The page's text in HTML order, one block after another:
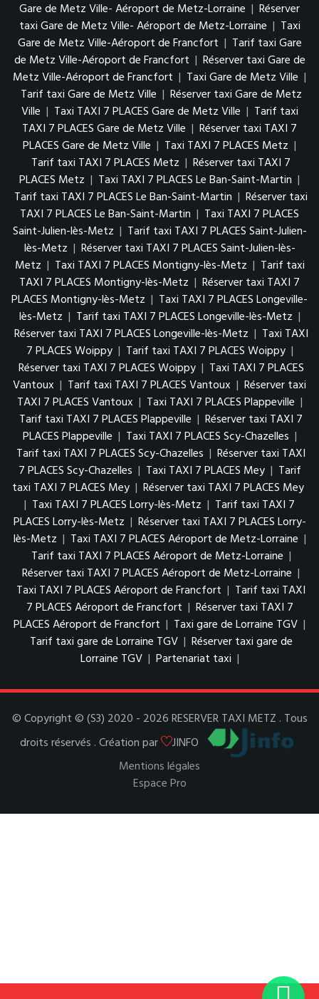
Gare de Metz Ville- Aéroport de Metz-Lorraine | Réserver
taxi Gare de Metz Ville- Aéroport de Metz-Lorraine | Taxi
Gare de Metz Ville-Aéroport de Francfort | Tarif taxi Gare
de Metz Ville-Aéroport de Francfort | Réserver taxi Gare de
Metz Ville-Aéroport de Francfort | Taxi Gare de Metz Ville |
Tarif taxi Gare de Metz Ville | Réserver taxi Gare de Metz
Ville | Taxi TAXI 7 PLACES Gare de Metz Ville | Tarif taxi
TAXI 7 PLACES Gare de Metz Ville | Réserver taxi TAXI 7
PLACES Gare de Metz Ville | Taxi TAXI 7 PLACES Metz |
Tarif taxi TAXI 7 PLACES Metz | Réserver taxi TAXI 7
PLACES Metz | Taxi TAXI 7 PLACES Le Ban-Saint-Martin |
Tarif taxi TAXI 7 PLACES Le Ban-Saint-Martin | Réserver taxi
TAXI 7 PLACES Le Ban-Saint-Martin | Taxi TAXI 7 PLACES
Saint-Julien-lès-Metz | Tarif taxi TAXI 7 PLACES Saint-Julien-
lès-Metz | Réserver taxi TAXI 7 PLACES Saint-Julien-lès-
Metz | Taxi TAXI 7 PLACES Montigny-lès-Metz | Tarif taxi
TAXI 7 PLACES Montigny-lès-Metz | Réserver taxi TAXI 7
PLACES Montigny-lès-Metz | Taxi TAXI 7 PLACES Longeville-
lès-Metz | Tarif taxi TAXI 7 PLACES Longeville-lès-Metz |
Réserver taxi TAXI 7 PLACES Longeville-lès-Metz | Taxi TAXI
7 PLACES Woippy | Tarif taxi TAXI 7 PLACES Woippy |
Réserver taxi TAXI 7 PLACES Woippy | Taxi TAXI 7 PLACES
Vantoux | Tarif taxi TAXI 7 PLACES Vantoux | Réserver taxi
TAXI 7 PLACES Vantoux | Taxi TAXI 7 PLACES Plappeville |
Tarif taxi TAXI 7 PLACES Plappeville | Réserver taxi TAXI 7
PLACES Plappeville | Taxi TAXI 7 PLACES Scy-Chazelles |
Tarif taxi TAXI 7 PLACES Scy-Chazelles | Réserver taxi TAXI
7 PLACES Scy-Chazelles | Taxi TAXI 7 PLACES Mey | Tarif
taxi TAXI 7 PLACES Mey | Réserver taxi TAXI 7 PLACES Mey
| Taxi TAXI 7 PLACES Lorry-lès-Metz | Tarif taxi TAXI 7
PLACES Lorry-lès-Metz | Réserver taxi TAXI 7 PLACES Lorry-
lès-Metz | Taxi TAXI 7 PLACES Aéroport de Metz-Lorraine |
Tarif taxi TAXI 7 PLACES Aéroport de Metz-Lorraine |
Réserver taxi TAXI 7 PLACES Aéroport de Metz-Lorraine |
Taxi TAXI 7 PLACES Aéroport de Francfort | Tarif taxi TAXI
7 PLACES Aéroport de Francfort | Réserver taxi TAXI 7
PLACES Aéroport de Francfort | Taxi gare de Lorraine TGV |
Tarif taxi gare de Lorraine TGV | Réserver taxi gare de
Lorraine TGV | Partenariat taxi |
© Copyright © (S3) 2020 - 2026 RESERVER TAXI METZ . Tous
droits réservés . Création par
JINFO
Mentions légales
Espace Pro